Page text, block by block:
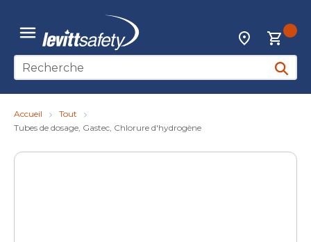
Skip to main content
menu
Localisateur
Recherche sur le site
Accueil
Tout
Tubes de dosage, Gastec, Chlorure d'hydrogène